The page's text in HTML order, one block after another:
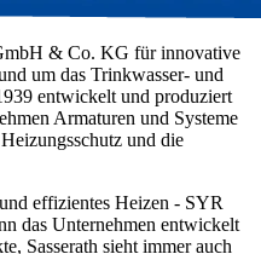
& Co. KG für innovative
um das Trinkwasser- und
entwickelt und produziert
Armaturen und Systeme
und die
effizientes Heizen - SYR
das Unternehmen entwickelt
Sasserath sieht immer auch